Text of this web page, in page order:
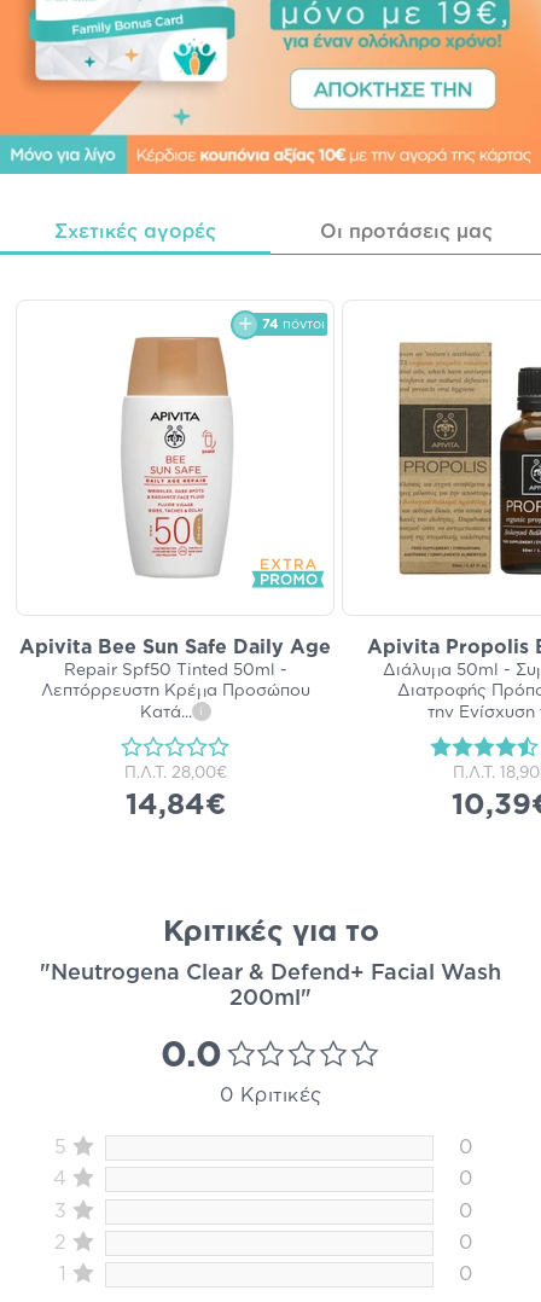
Σχετικές αγορές Οι προτάσεις μας
74 πόντοι
Apivita Bee Sun Safe Daily Age
Repair Spf50 Tinted 50ml -
Λεπτόρρευστη Κρέμα Προσώπου
Κατά... i
Π.Λ.Τ. 28,00€
14,84€
Apivita Propolis
Διάλυμα 50ml -
Διατροφής
την Ενίσχυση
Π.Λ.Τ.
Κριτικές για το
"Neutrogena Clear & Defend+ Facial Wash
200ml"
0.0
0 Κριτικές
5
0
4
0
3
0
2
0
1
0